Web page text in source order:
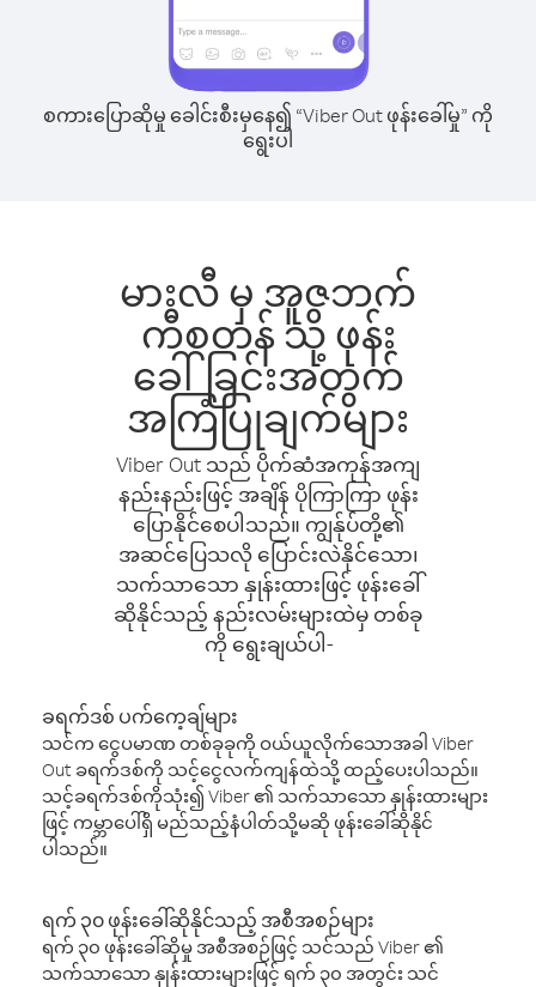
စကားပြောဆိုမှု ခေါင်းစီးမှနေ၍ “Viber Out ဖုန်းခေါ်မှု” ကို
ရွေးပါ
မားလီ မှ အူဇဘက်
ကီစတန် သို့ ဖုန်း
ခေါ်ခြင်းအတွက်
အကြံပြုချက်များ
Viber Out သည် ပိုက်ဆံအကုန်အကျ
နည်းနည်းဖြင့် အချိန် ပိုကြာကြာ ဖုန်း
ပြောနိုင်စေပါသည်။ ကျွန်ုပ်တို့၏
အဆင်ပြေသလို ပြောင်းလဲနိုင်သော၊
သက်သာသော နှုန်းထားဖြင့် ဖုန်းခေါ်
ဆိုနိုင်သည့် နည်းလမ်းများထဲမှ တစ်ခု
ကို ရွေးချယ်ပါ-
ခရက်ဒစ် ပက်ကေ့ချ်များ
သင်က ငွေပမာဏ တစ်ခုခုကို ဝယ်ယူလိုက်သောအခါ Viber
Out ခရက်ဒစ်ကို သင့်ငွေလက်ကျန်ထဲသို့ ထည့်ပေးပါသည်။
သင့်ခရက်ဒစ်ကိုသုံး၍ Viber ၏ သက်သာသော နှုန်းထားများ
ဖြင့် ကမ္ဘာပေါ်ရှိ မည်သည့်နံပါတ်သို့မဆို ဖုန်းခေါ်ဆိုနိုင်
ပါသည်။
ရက် ၃၀ ဖုန်းခေါ်ဆိုနိုင်သည့် အစီအစဉ်များ
ရက် ၃၀ ဖုန်းခေါ်ဆိုမှု အစီအစဉ်ဖြင့် သင်သည် Viber ၏
သက်သာသော နှုန်းထားများဖြင့် ရက် ၃၀ အတွင်း သင်